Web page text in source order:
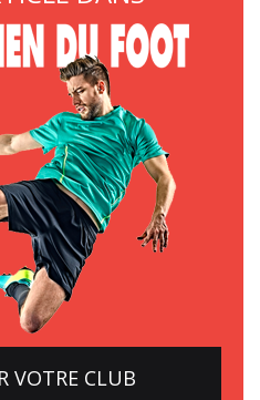
VOTRE CLUB